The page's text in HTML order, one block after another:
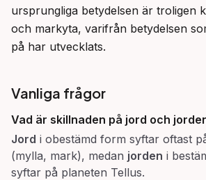
ursprungliga betydelsen är troligen
och markyta, varifrån betydelsen
på har utvecklats.
Vanliga frågor
Vad är skillnaden på jord och
Jord i obestämd form syftar oftast
(mylla, mark), medan jorden i
syftar på planeten Tellus.